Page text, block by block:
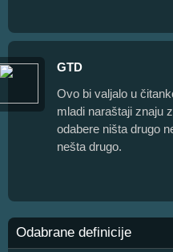
GTD
Ovo bi valjalo u
mladi naraštaji znaju
odabere ništa drugo
nešta drugo.
Odabrane definicije